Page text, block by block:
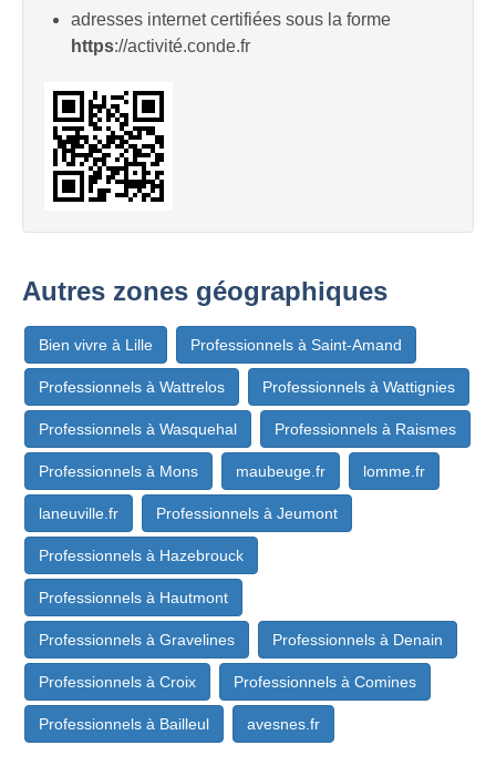
adresses internet certifiées sous la forme
https://activité.conde.fr
Autres zones géographiques
Bien vivre à Lille Professionnels à Saint-Amand
Professionnels à Wattrelos Professionnels à Wattignies
Professionnels à Wasquehal Professionnels à Raismes
Professionnels à Mons maubeuge.fr lomme.fr
laneuville.fr Professionnels à Jeumont
Professionnels à Hazebrouck
Professionnels à Hautmont
Professionnels à Gravelines Professionnels à Denain
Professionnels à Croix Professionnels à Comines
Professionnels à Bailleul avesnes.fr